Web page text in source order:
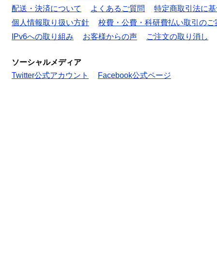
配送・決済について
よくあるご質問
特定商取引法に
個人情報取り扱い方針
校費・公費・科研費払い取引のご
IPv6への取り組み
お客様からの声 ご注文の取り消し
ソーシャルメディア
Twitter公式アカウント
Facebook公式ページ